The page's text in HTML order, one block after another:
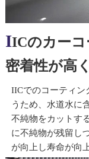
IICのカー
密着性が高
IICでのコーティン
うため、水道水に
不純物をカットす
に不純物が残留し
が向上し寿命が向